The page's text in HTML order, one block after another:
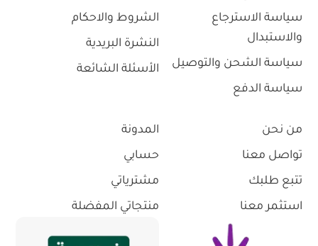
سياسة الاسترجاع
والاستبدال
سياسة الشحن والتوصيل
سياسة الدفع
الشروط والاحكام
النشرة البريدية
الأسئلة الشائعة
من نحن
تواصل معنا
تتبع طلبك
استثمر معنا
المدونة
حسابي
مشترياتي
منتجاتي المفضلة